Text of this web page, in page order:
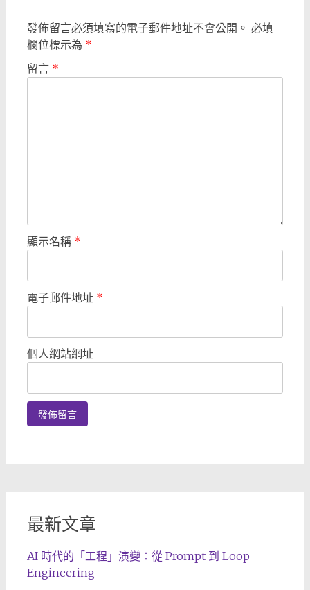
發佈留言必須填寫的電子郵件地址不會公開。 必填
欄位標示為 *
留言 *
顯示名稱 *
電子郵件地址 *
個人網站網址
最新文章
AI 時代的「工程」演變：從 Prompt 到 Loop
Engineering